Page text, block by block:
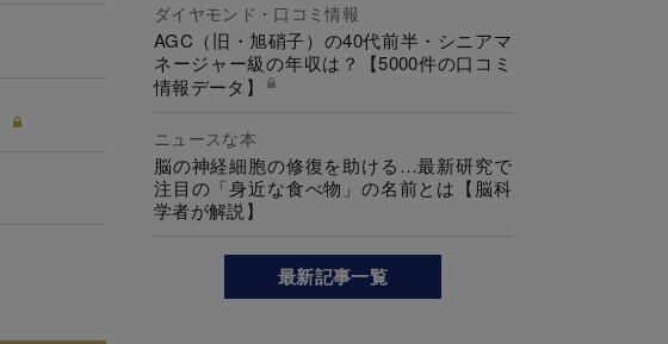
ダイヤモンド・口コミ情報
AGC（旧・旭硝子）の40代前半・シニアマ
ネージャー級の年収は？【5000件の口コミ
情報データ】
ニュースな本
脳の神経細胞の修復を助ける…最新研究で
注目の「身近な食べ物」の名前とは【脳科
学者が解説】
最新記事一覧